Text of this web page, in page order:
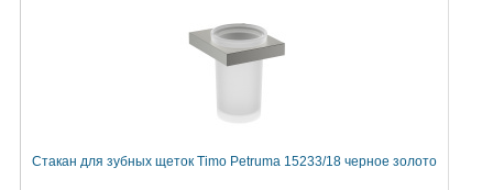
Стакан для зубных щеток Timo Petruma 15233/18 черное золото